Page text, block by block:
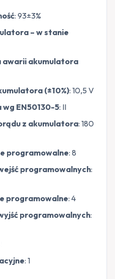
: 93±3%
– w stanie
awarii akumulatora
(±10%): 10,5 V
EN50130-5: II
z akumulatora: 180
programowalne: 8
programowalnych:
programowalne: 4
programowalnych:
: 1